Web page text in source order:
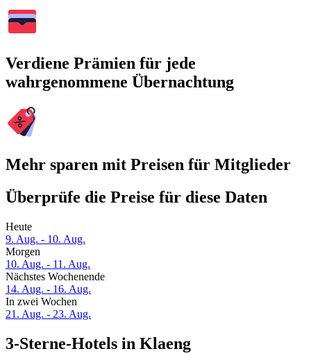
Verdiene Prämien für jede
wahrgenommene Übernachtung
Mehr sparen mit Preisen für Mitglieder
Überprüfe die Preise für diese Daten
Heute
9. Aug. - 10. Aug.
Morgen
10. Aug. - 11. Aug.
Nächstes Wochenende
14. Aug. - 16. Aug.
In zwei Wochen
21. Aug. - 23. Aug.
3-Sterne-Hotels in Klaeng